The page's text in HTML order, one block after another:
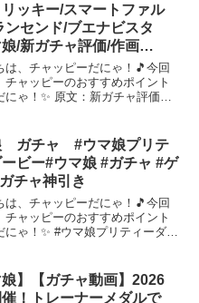
ッキー/スマートファル
ンセンド/ブエナビスタ
娘/新ガチャ評価/作画
集7.1h】
は、チャッピーだにゃ！🎵今回
チャッピーのおすすめポイント
にゃ！✨ 原文：新ガチャ評価ウ
子を主力にする場合スピファル
ないので今...
ガチャ #ウマ娘プリテ
ビー#ウマ娘 #ガチャ #ゲ
チャ神引き
は、チャッピーだにゃ！🎵今回
チャッピーのおすすめポイント
にゃ！✨ #ウマ娘プリティーダー
ルもぜひチェックしてにゃ～！
娘】【ガチャ動画】2026
！トレーナーメダルで